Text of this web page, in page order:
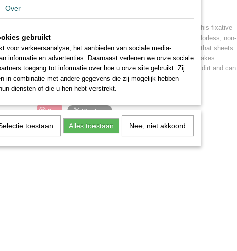
for oil pastels 400 ml.
fixative is especially suitable for oil pastels and wax crayons. This fixative
of synthetic resin and alcohol and gives a completely colorless, non-
shiny layer. It protects drawings with oil and wax crayons so that sheets
superimposed or covered with plain paper, without sticking. This makes
easier. Furthermore, the surface is protected against surface dirt and can
with a soft cloth or brush.
Save
Over
gebruikt
voor verkeersanalyse, het aanbieden van sociale media-
informatie en advertenties. Daarnaast verlenen we onze sociale
toegang tot informatie over hoe u onze site gebruikt. Zij
in combinatie met andere gegevens die zij mogelijk hebben
diensten of die u hen hebt verstrekt.
toestaan Alles toestaan Nee, niet akkoord